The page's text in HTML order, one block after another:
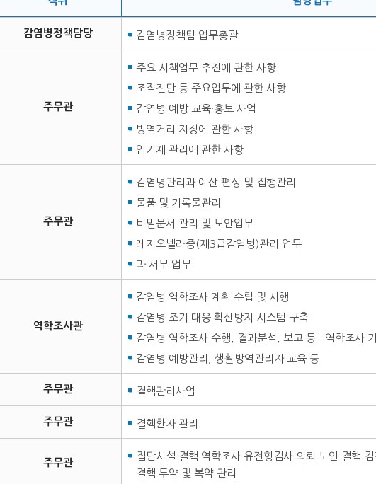
감염병정책담당 감염병정책팀 업무총괄
주무관
주요 시책업무 추진에 관한 사항
조직진단 등 주요업무에 관한 사항
감염병 예방 교육·홍보 사업
방역거리 지정에 관한 사항
임기제 관리에 관한 사항
주무관
감염병관리과 예산 편성 및 집행관리
물품 및 기록물관리
비밀문서 관리 및 보안업무
레지오넬라증(제3급감염병)관리 업무
과 서무 업무
역학조사관
감염병 역학조사 계획 수립 및 시행
감염병 조기 대응 확산방지 시스템 구축
감염병 역학조사 수행, 결과분석, 보고 등 - 역학조사
감염병 예방관리, 생활방역관리자 교육 등
주무관 결핵관리사업
주무관 결핵환자 관리
주무관
집단시설 결핵 역학조사 유전형검사 의뢰 노인 결핵
결핵 투약 및 복약 관리